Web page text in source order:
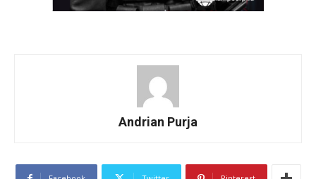
Andrian Purja